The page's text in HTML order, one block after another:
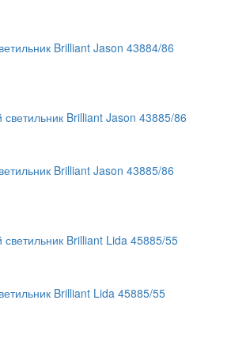
Brilliant Jason 43884/86
Brilliant Jason 43885/86
Brilliant Lida 45885/55